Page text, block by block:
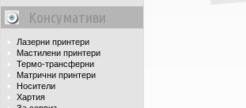
Консумативи
Лазерни принтери
Мастилени принтери
Термо-трансферни
Матрични принтери
Носители
Хартия